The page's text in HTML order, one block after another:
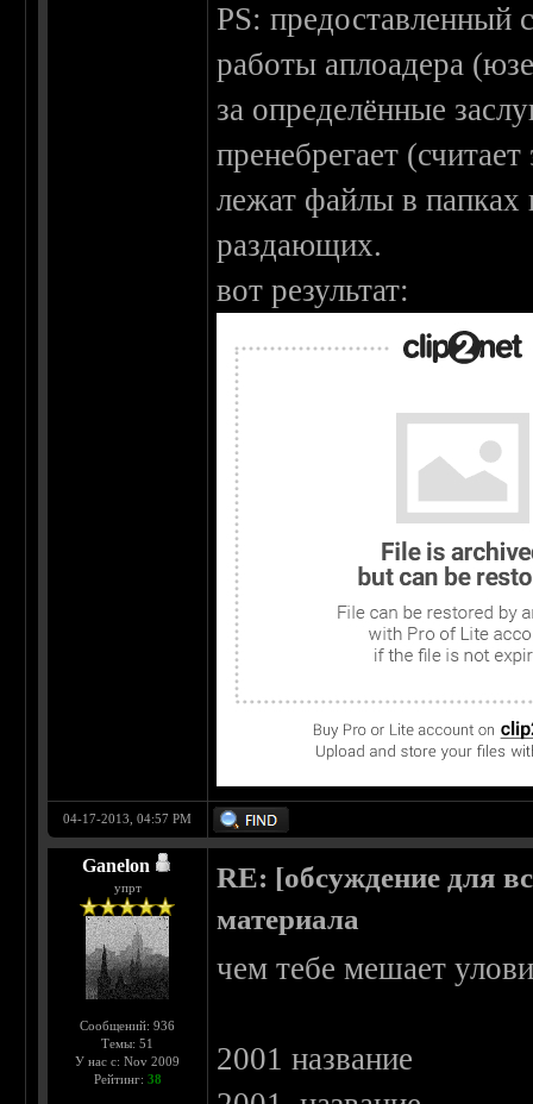
PS: предоставленный
работы аплоадера
за определённые
пренебрегает
лежат файлы в папках
раздающих.
вот результат:
04-17-2013, 04:57 PM
Ganelon
упрт
Сообщений: 936
Темы: 51
У нас с: Nov 2009
Рейтинг: 38
RE: [обсуждение для
материала
чем тебе мешает
2001 название